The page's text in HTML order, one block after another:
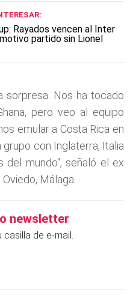
Rayados vencen al Inter
partido sin Lionel
sorpresa. Nos ha tocado
pero veo al equipo
emular a Costa Rica en
con Inglaterra, Italia
del mundo", señaló el ex
Málaga.
newsletter
de e-mail.